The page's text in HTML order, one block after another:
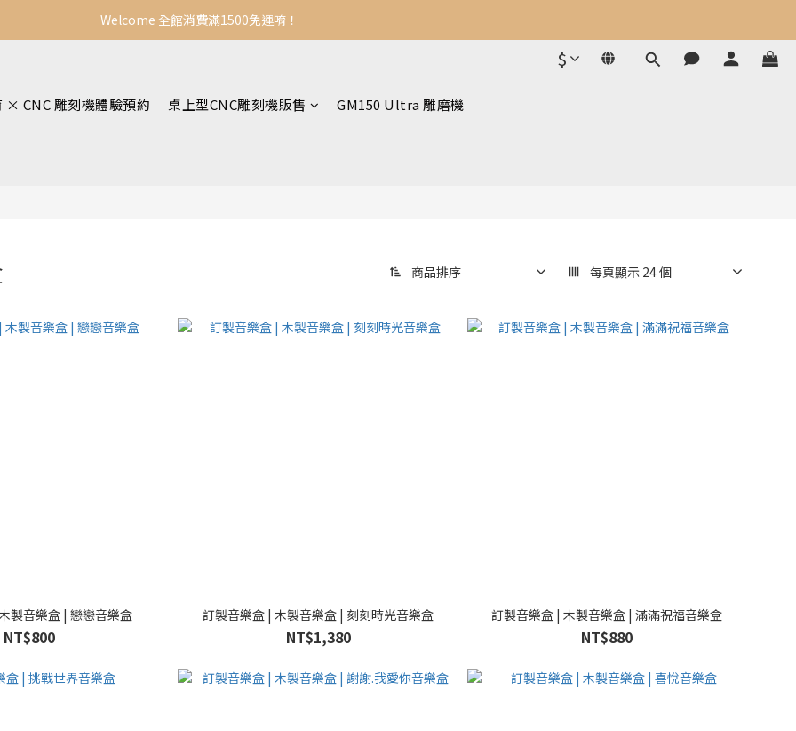
Welcome 全館消費滿1500免運唷！
$
× CNC 雕刻機體驗預約 桌上型CNC雕刻機販售 GM150 Ultra 雕磨機
商品排序 每頁顯示 24 個
製音樂盒 | 戀戀音樂盒
NT$800
訂製音樂盒 | 木製音樂盒 | 刻刻時光音樂盒
NT$1,380
訂製音樂盒 | 木製音樂盒 | 滿滿祝福音樂盒
NT$880